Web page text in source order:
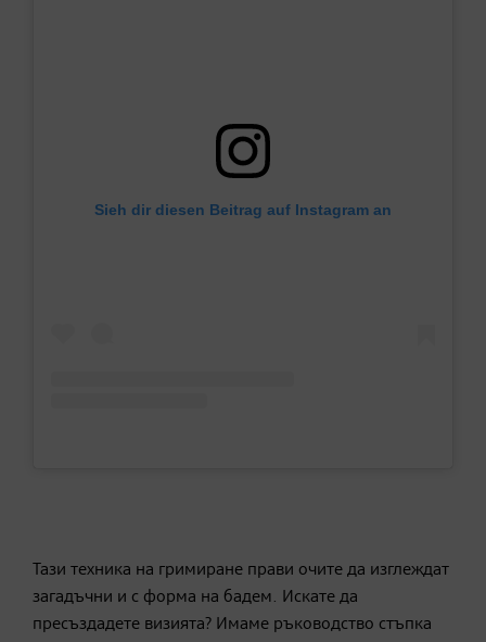
Sieh dir diesen Beitrag auf Instagram an
Тази техника на гримиране прави очите да изглеждат
загадъчни и с форма на бадем. Искате да
пресъздадете визията? Имаме ръководство стъпка